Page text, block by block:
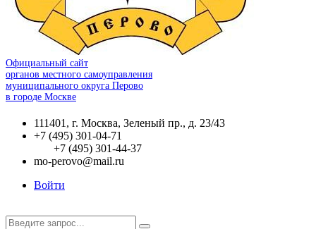
Официальный сайт
органов местного самоуправления
муниципального округа Перово
в городе Москве
111401, г. Москва, Зеленый пр., д. 23/43
+7 (495) 301-04-71
+7 (495) 301-44-37
mo-perovo@mail.ru
Войти